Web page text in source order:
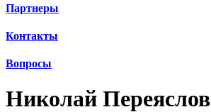
Партнеры
Контакты
Вопросы
Николай Переяслов